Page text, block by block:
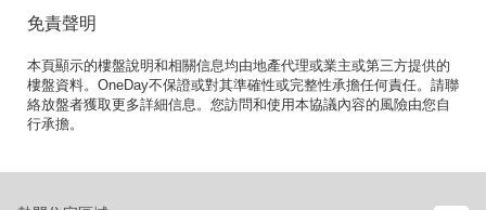
免責聲明
本頁顯示的樓盤說明和相關信息均由地產代理或業主或第三方提供的
樓盤資料。OneDay不保證或對其準確性或完整性承擔任何責任。請聯
絡放盤者獲取更多詳細信息。您訪問和使用本協議內容的風險由您自
行承擔。